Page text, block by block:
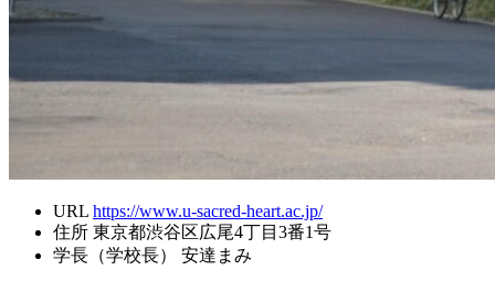
URL https://www.u-sacred-heart.ac.jp/
住所 東京都渋谷区広尾4丁目3番1号
学長（学校長）
安達まみ